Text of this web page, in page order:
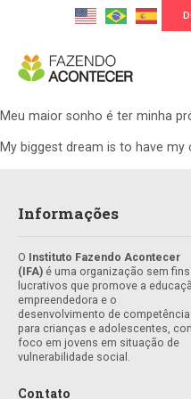
Meu maior sonho é ter minha
My biggest dream is to have
Informações
O Instituto Fazendo Acontecer
(IFA) é uma organização sem fins
lucrativos que promove a
empreendedora e o
desenvolvimento de
para crianças e adolescentes,
foco em jovens em situação de
vulnerabilidade social.
Contato